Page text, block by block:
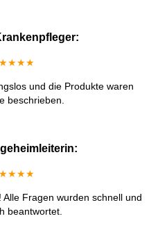
und die Produkte waren
beschrieben.
Fragen wurden schnell und
beantwortet.